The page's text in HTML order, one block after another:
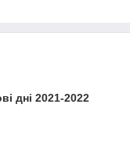
дні 2021-2022